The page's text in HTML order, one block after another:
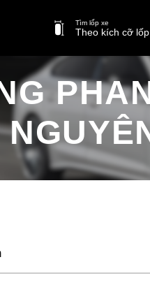
Tìm lốp xe
Theo kích cỡ lốp